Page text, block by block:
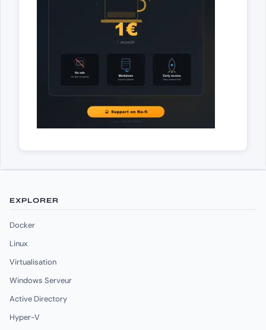
EXPLORER
Docker
Linux
Virtualisation
Windows Serveur
Active Directory
Hyper-V